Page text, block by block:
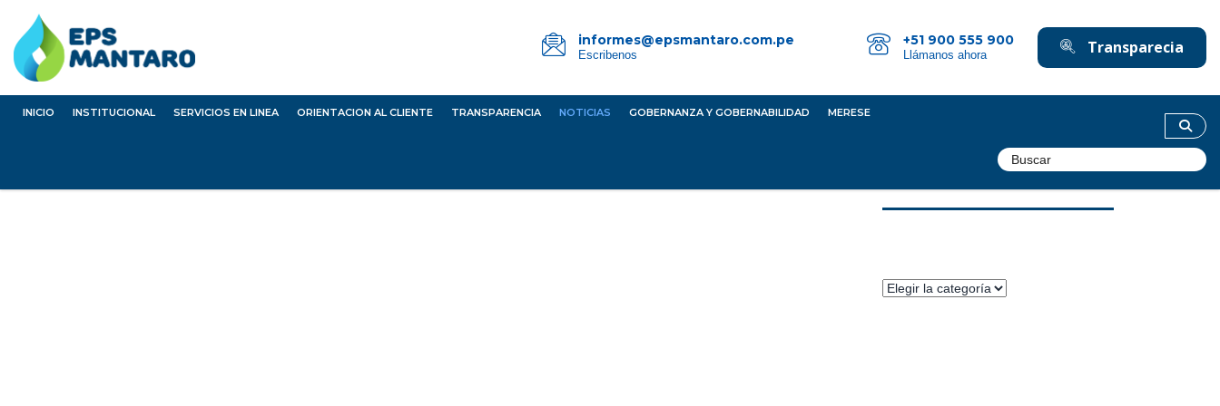
informes@epsmantaro.com.pe
Escribenos
+51 900 555 900
Llámanos ahora Transparecia
INICIO INSTITUCIONAL SERVICIOS EN LINEA ORIENTACION AL CLIENTE TRANSPARENCIA NOTICIAS GOBERNANZA Y GOBERNABILIDAD MERESE
Categorías